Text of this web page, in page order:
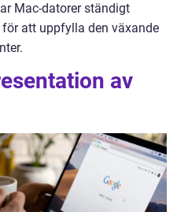
Mac-datorer ständigt
att uppfylla den växande
av